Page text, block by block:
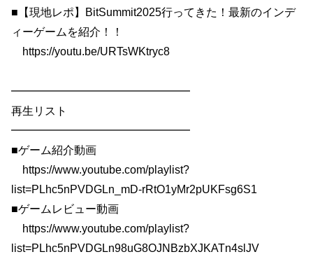
■【現地レポ】BitSummit2025行ってきた！最新のインデ
ィーゲームを紹介！！
https://youtu.be/URTsWKtryc8
━━━━━━━━━━━━━━━━
再生リスト
━━━━━━━━━━━━━━━━
■ゲーム紹介動画
https://www.youtube.com/playlist?
list=PLhc5nPVDGLn_mD-rRtO1yMr2pUKFsg6S1
■ゲームレビュー動画
https://www.youtube.com/playlist?
list=PLhc5nPVDGLn98uG8OJNBzbXJKATn4slJV